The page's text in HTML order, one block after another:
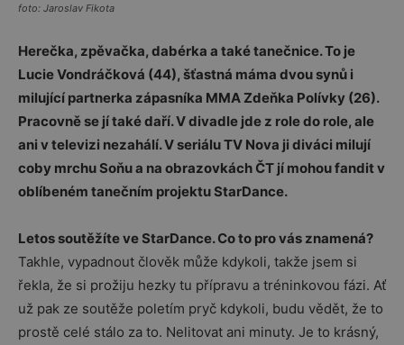
foto: Jaroslav Fikota
Herečka, zpěvačka, dabérka a také tanečnice. To je
Lucie Vondráčková (44), šťastná máma dvou synů i
milující partnerka zápasníka MMA Zdeňka Polívky (26).
Pracovně se jí také daří. V divadle jde z role do role, ale
ani v televizi nezahálí. V seriálu TV Nova ji diváci milují
coby mrchu Soňu a na obrazovkách ČT jí mohou fandit v
oblíbeném tanečním projektu StarDance.
Letos soutěžíte ve StarDance. Co to pro vás znamená?
Takhle, vypadnout člověk může kdykoli, takže jsem si
řekla, že si prožiju hezky tu přípravu a tréninkovou fázi. Ať
už pak ze soutěže poletím pryč kdykoli, budu vědět, že to
prostě celé stálo za to. Nelitovat ani minuty. Je to krásný,